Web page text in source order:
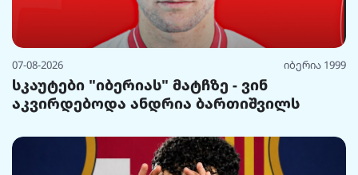
07-08-2026 იბერია 1999
სკაუტები "იბერიას" მატჩზე - ვინ
აკვირდებოდა ანდრია ბართიშვილს